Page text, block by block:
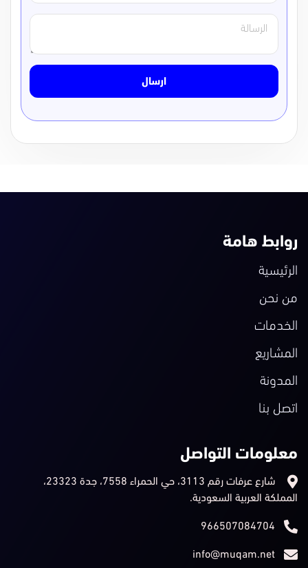
الرسالة
ارسال
روابط هامة
الرئيسية
من نحن
الخدمات
المشاريع
المدونة
اتصل بنا
معلومات التواصل
شارع عرفات رقم 3113، حي الحمراء 7558، جدة 23323،
المملكة العربية السعودية.
966507084704
info@muqam.net